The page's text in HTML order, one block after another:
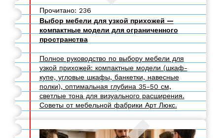
Прочитано: 236
Выбор мебели для узкой прихожей —
компактные модели для ограниченного
пространства
Полное руководство по выбору мебели для
узкой прихожей: компактные модели (шкаф-
купе, угловые шкафы, банкетки, навесные
полки), оптимальная глубина 35-50 см,
светлые тона для визуального расширения.
Советы от мебельной фабрики Арт Люкс.